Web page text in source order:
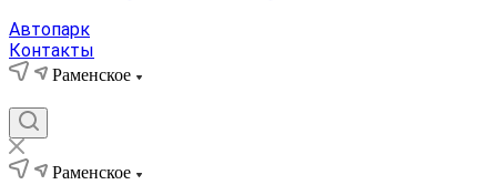
Автопарк
Контакты
Раменское
Раменское